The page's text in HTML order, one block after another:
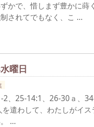
かで、惜しまず豊かに
されてでもなく、こ …
曜日
14:1、26-30ａ、34-
遣わして、わたしがイ
…